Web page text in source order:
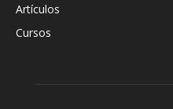
Artículos
Cursos